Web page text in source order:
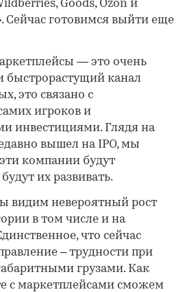
Goods, Ozon и
Сейчас готовимся выйти еще
— это очень
быстрорастущий канал
это связано с
игроков и
инвестициями. Глядя на
вышел на IPO, мы
компании будут
их развивать.
видим невероятный рост
в том числе и на
что сейчас
– трудности при
грузами. Как
с маркетплейсами сможем